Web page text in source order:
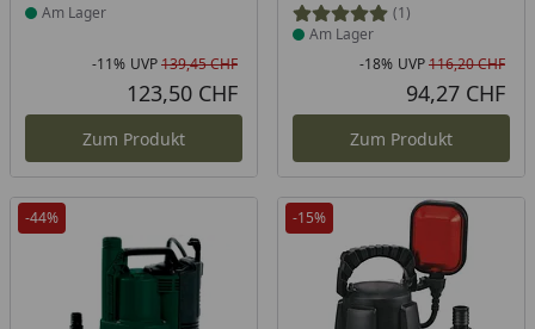
Am Lager
Rabatt in Prozent
-11%
Ursprünglicher Preis
UVP139,45 CHF
123,50 CHF
Zum Produkt
(1)
Am Lager
-18% UVP116,20 CHF
94,27 CHF
Zum Produkt
-44% -15%